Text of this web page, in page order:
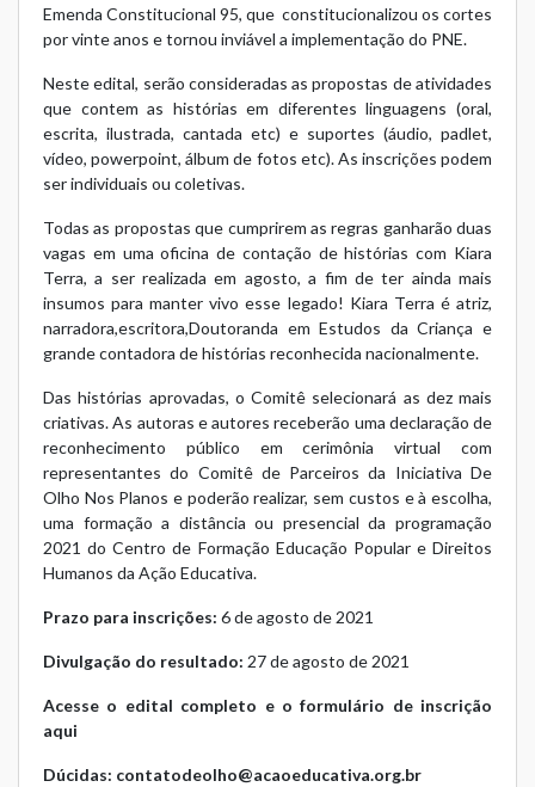
Emenda Constitucional 95, que constitucionalizou os cortes
por vinte anos e tornou inviável a implementação do PNE.
Neste edital, serão consideradas as propostas de atividades
que contem as histórias em diferentes linguagens (oral,
escrita, ilustrada, cantada etc) e suportes (áudio, padlet,
vídeo, powerpoint, álbum de fotos etc). As inscrições podem
ser individuais ou coletivas.
Todas as propostas que cumprirem as regras ganharão duas
vagas em uma oficina de contação de histórias com Kiara
Terra, a ser realizada em agosto, a fim de ter ainda mais
insumos para manter vivo esse legado! Kiara Terra é atriz,
narradora,escritora,Doutoranda em Estudos da Criança e
grande contadora de histórias reconhecida nacionalmente.
Das histórias aprovadas, o Comitê selecionará as dez mais
criativas. As autoras e autores receberão uma declaração de
reconhecimento público em cerimônia virtual com
representantes do Comitê de Parceiros da Iniciativa De
Olho Nos Planos e poderão realizar, sem custos e à escolha,
uma formação a distância ou presencial da programação
2021 do Centro de Formação Educação Popular e Direitos
Humanos da Ação Educativa.
Prazo para inscrições: 6 de agosto de 2021
Divulgação do resultado: 27 de agosto de 2021
Acesse o edital completo e o formulário de inscrição
aqui
Dúcidas: contatodeolho@acaoeducativa.org.br